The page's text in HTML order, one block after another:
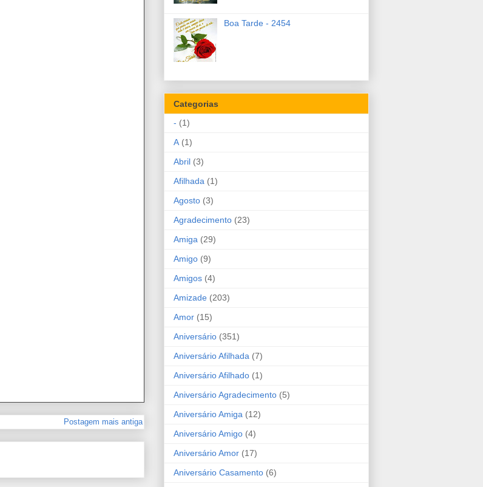
Postagem mais antiga
Boa Tarde - 2454
Categorias
- (1)
A (1)
Abril (3)
Afilhada (1)
Agosto (3)
Agradecimento (23)
Amiga (29)
Amigo (9)
Amigos (4)
Amizade (203)
Amor (15)
Aniversário (351)
Aniversário Afilhada (7)
Aniversário Afilhado (1)
Aniversário Agradecimento (5)
Aniversário Amiga (12)
Aniversário Amigo (4)
Aniversário Amor (17)
Aniversário Casamento (6)